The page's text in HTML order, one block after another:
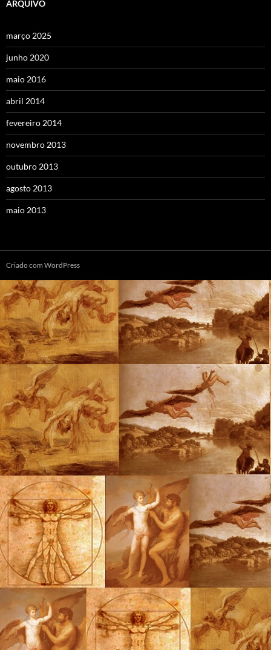
ARQUIVO
março 2025
junho 2020
maio 2016
abril 2014
fevereiro 2014
novembro 2013
outubro 2013
agosto 2013
maio 2013
Criado com WordPress